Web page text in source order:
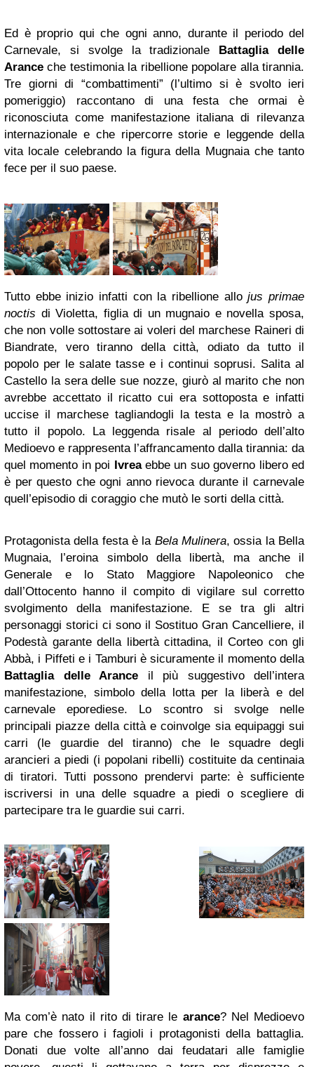
Ed è proprio qui che ogni anno, durante il periodo del
Carnevale, si svolge la tradizionale Battaglia delle
Arance che testimonia la ribellione popolare alla tirannia.
Tre giorni di “combattimenti” (l’ultimo si è svolto ieri
pomeriggio) raccontano di una festa che ormai è
riconosciuta come manifestazione italiana di rilevanza
internazionale e che ripercorre storie e leggende della
vita locale celebrando la figura della Mugnaia che tanto
fece per il suo paese.
Tutto ebbe inizio infatti con la ribellione allojus primae
noctis di Violetta, figlia di un mugnaio e novella sposa,
che non volle sottostare ai voleri del marchese Raineri di
Biandrate, vero tiranno della città, odiato da tutto il
popolo per le salate tasse e i continui soprusi. Salita al
Castello la sera delle sue nozze, giurò al marito che non
avrebbe accettato il ricatto cui era sottoposta e infatti
uccise il marchese tagliandogli la testa e la mostrò a
tutto il popolo. La leggenda risale al periodo dell’alto
Medioevo e rappresenta l’affrancamento dalla tirannia: da
quel momento in poi Ivreaebbe un suo governo libero ed
è per questo che ogni anno rievoca durante il carnevale
quell’episodio di coraggio che mutò le sorti della città.
Protagonista della festa è la Bela Mulinera, ossia la Bella
Mugnaia, l’eroina simbolo della libertà, ma anche il
Generale e lo Stato Maggiore Napoleonico che
dall’Ottocento hanno il compito di vigilare sul corretto
svolgimento della manifestazione. E se tra gli altri
personaggi storici ci sono il Sostituo Gran Cancelliere, il
Podestà garante della libertà cittadina, il Corteo con gli
Abbà, i Piffeti e i Tamburi è sicuramente il momento della
Battaglia delle Arance il più suggestivo dell’intera
manifestazione, simbolo della lotta per la liberà e del
carnevale eporediese. Lo scontro si svolge nelle
principali piazze della città e coinvolge sia equipaggi sui
carri (le guardie del tiranno) che le squadre degli
arancieri a piedi (i popolani ribelli) costituite da centinaia
di tiratori. Tutti possono prendervi parte: è sufficiente
iscriversi in una delle squadre a piedi o scegliere di
partecipare tra le guardie sui carri.
Ma com’è nato il rito di tirare le arance? Nel Medioevo
pare che fossero i fagioli i protagonisti della battaglia.
Donati due volte all’anno dai feudatari alle famiglie